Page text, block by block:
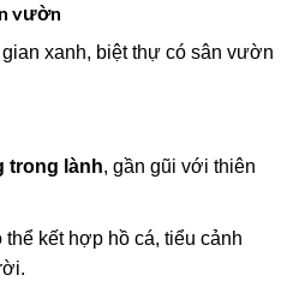
vườn
xanh, biệt thự có sân vườn
trong lành, gần gũi với thiên
kết hợp hồ cá, tiểu cảnh